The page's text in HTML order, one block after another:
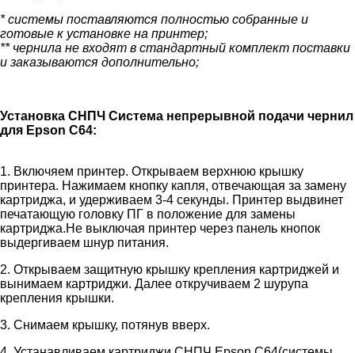
* системы поставляются полностью собранные и
готовые к установке на принтер;
** чернила не входят в стандартный комплект поставки
и заказываются дополнительно;
Установка СНПЧ Система непрерывной подачи чернил
для Epson C64:
1. Включяем принтер. Открываем верхнюю крышку
принтера. Нажимаем кнопку капля, отвечающая за замену
картриджа, и удерживаем 3-4 секунды. Принтер выдвинет
печатающую головку ПГ в положение для замены
картриджа.Не выключая принтер через панель кнопок
выдергиваем шнур питания.
2. Открываем защитную крышку крепления картриджей и
вынимаем картриджи. Далее откручиваем 2 шурупа
крепления крышки.
3. Снимаем крышку, потянув вверх.